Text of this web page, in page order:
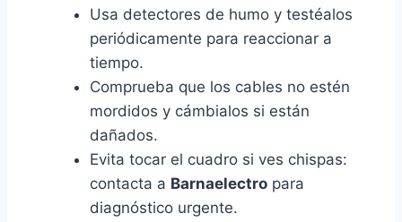
Usa detectores de humo y testéalos
periódicamente para reaccionar a
tiempo.
Comprueba que los cables no estén
mordidos y cámbialos si están
dañados.
Evita tocar el cuadro si ves chispas:
contacta a Barnaelectro para
diagnóstico urgente.